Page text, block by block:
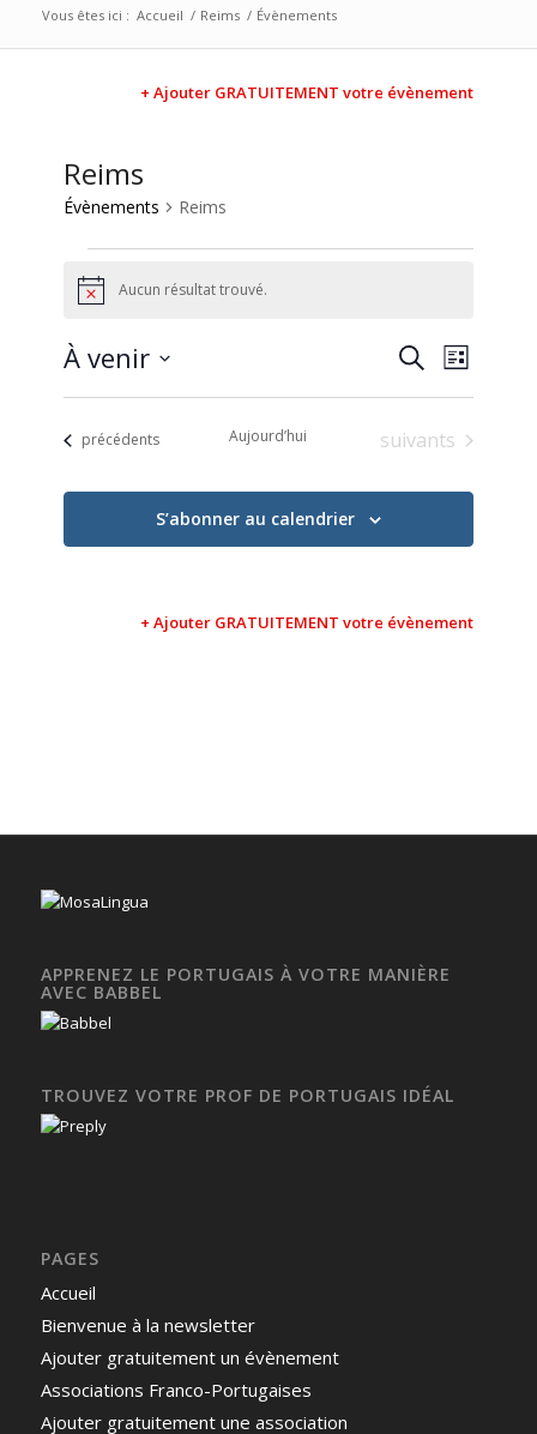
Vous êtes ici : Accueil / Reims / Évènements
+ Ajouter GRATUITEMENT votre évènement
Reims
Évènements Reims
NoticeAucun résultat trouvé.
et
vues
Recherche
de
vues
Liste
À venir
date.Évènements
précédents Aujourd’hui Évènements
suivants
S’abonner au calendrier
+ Ajouter GRATUITEMENT votre évènement
APPRENEZ LE PORTUGAIS À VOTRE MANIÈRE
AVEC BABBEL
TROUVEZ VOTRE PROF DE PORTUGAIS IDÉAL
PAGES
Accueil
Bienvenue à la newsletter
Ajouter gratuitement un évènement
Associations Franco-Portugaises
Ajouter gratuitement une association